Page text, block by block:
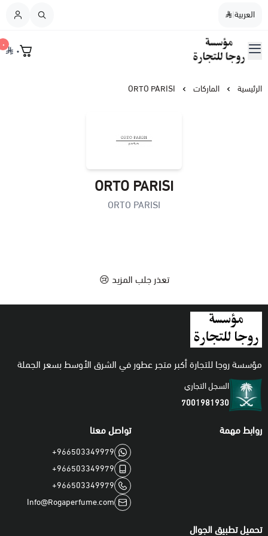
العربية|
مؤسسة روجا للتجارة
٠ ٠ القائمة الرئيسية
نسائيالرئيسية الماركات ORTO PARISI
ORTO PARISI
ORTO PARISI
تعذر جلب المزيد 😢
مؤسسة روجا للتجارة أكبر متجر عطور في الشرق الأوسط بسعر الجملة
السجل التجاري
7001981930
روابط مهمة تواصل معنا
+966503349979
+966503349979
+966503349979
Info@Rogaperfume.com
تحميل تطبيق الجوال